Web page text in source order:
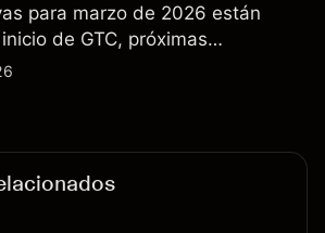
para marzo de 2026 están
de GTC, próximas
productos y la incertidumbre